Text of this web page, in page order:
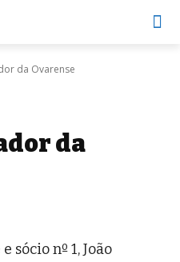
da Ovarense
da
sócio nº 1, João